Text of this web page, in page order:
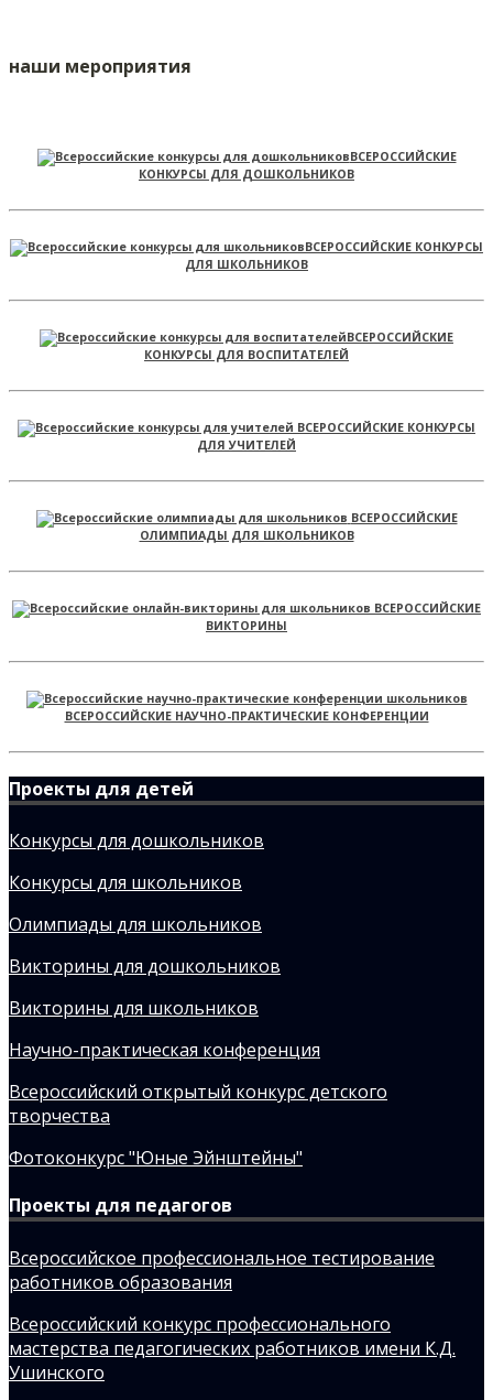
наши мероприятия
ВСЕРОССИЙСКИЕ
КОНКУРСЫ ДЛЯ ДОШКОЛЬНИКОВ
ВСЕРОССИЙСКИЕ КОНКУРСЫ
ДЛЯ ШКОЛЬНИКОВ
ВСЕРОССИЙСКИЕ
КОНКУРСЫ ДЛЯ ВОСПИТАТЕЛЕЙ
ВСЕРОССИЙСКИЕ КОНКУРСЫ
ДЛЯ УЧИТЕЛЕЙ
ВСЕРОССИЙСКИЕ
ОЛИМПИАДЫ ДЛЯ ШКОЛЬНИКОВ
ВСЕРОССИЙСКИЕ
ВИКТОРИНЫ
ВСЕРОССИЙСКИЕ НАУЧНО-ПРАКТИЧЕСКИЕ КОНФЕРЕНЦИИ
Проекты для детей
Конкурсы для дошкольников
Конкурсы для школьников
Олимпиады для школьников
Викторины для дошкольников
Викторины для школьников
Научно-практическая конференция
Всероссийский открытый конкурс детского
творчества
Фотоконкурс "Юные Эйнштейны"
Проекты для педагогов
Всероссийское профессиональное тестирование
работников образования
Всероссийский конкурс профессионального
мастерства педагогических работников имени К.Д.
Ушинского